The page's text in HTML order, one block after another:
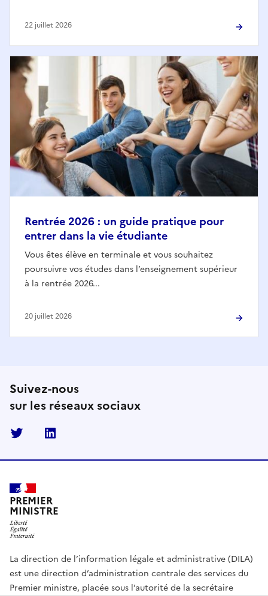
22 juillet 2026
Rentrée 2026 : un guide pratique pour
entrer dans la vie étudiante
Vous êtes élève en terminale et vous souhaitez
poursuivre vos études dans l’enseignement supérieur
à la rentrée 2026...
20 juillet 2026
Suivez-nous
sur les réseaux sociaux
Twitter
PREMIER
MINISTRE
La direction de l’information légale et administrative (DILA)
est une direction d’administration centrale des services du
Premier ministre, placée sous l’autorité de la secrétaire